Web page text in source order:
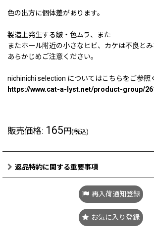
色の出方に個体差があります。
製造上発生する皺・色ムラ、また
またホール附近の小さなヒビ、カケは不良と
あらかじめご注意ください。
nichinichi selection についてはこちらをご参照
https://www.cat-a-lyst.net/product-group/
販売価格: 165円(税込)
返品特約に関する重要事項
再入荷通知登録
お気に入り登録